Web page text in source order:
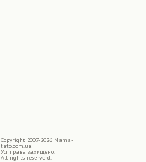
Copyright 2007-2026 Mama-
tato.com.ua
Усі права захищено.
All rights reserverd.